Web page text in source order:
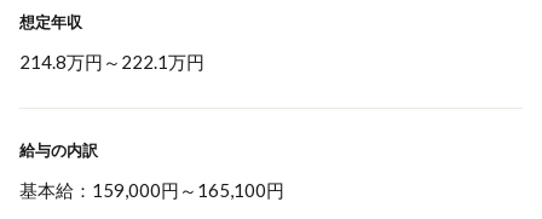
想定年収
214.8万円 ～ 222.1万円
給与の内訳
基本給：159,000円～165,100円